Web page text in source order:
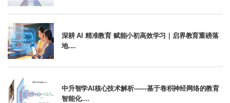
深耕 AI 精准教育 赋能小初高效学习｜启界教育重磅落
地....
中升智学AI核心技术解析——基于卷积神经网络的教育
智能化....